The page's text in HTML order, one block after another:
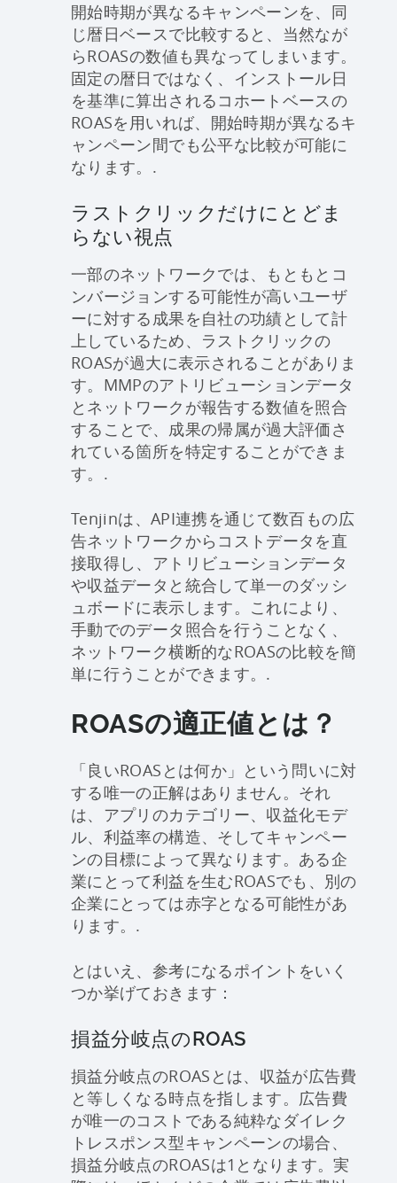
開始時期が異なるキャンペーンを、同
じ暦日ベースで比較すると、当然なが
らROASの数値も異なってしまいます。
固定の暦日ではなく、インストール日
を基準に算出されるコホートベースの
ROASを用いれば、開始時期が異なるキ
ャンペーン間でも公平な比較が可能に
なります。.
ラストクリックだけにとどま
らない視点
一部のネットワークでは、もともとコ
ンバージョンする可能性が高いユーザ
ーに対する成果を自社の功績として計
上しているため、ラストクリックの
ROASが過大に表示されることがありま
す。MMPのアトリビューションデータ
とネットワークが報告する数値を照合
することで、成果の帰属が過大評価さ
れている箇所を特定することができま
す。.
Tenjinは、API連携を通じて数百もの広
告ネットワークからコストデータを直
接取得し、アトリビューションデータ
や収益データと統合して単一のダッシ
ュボードに表示します。これにより、
手動でのデータ照合を行うことなく、
ネットワーク横断的なROASの比較を簡
単に行うことができます。.
ROASの適正値とは？
「良いROASとは何か」という問いに対
する唯一の正解はありません。それ
は、アプリのカテゴリー、収益化モデ
ル、利益率の構造、そしてキャンペー
ンの目標によって異なります。ある企
業にとって利益を生むROASでも、別の
企業にとっては赤字となる可能性があ
ります。.
とはいえ、参考になるポイントをいく
つか挙げておきます：
損益分岐点のROAS
損益分岐点のROASとは、収益が広告費
と等しくなる時点を指します。広告費
が唯一のコストである純粋なダイレク
トレスポンス型キャンペーンの場合、
損益分岐点のROASは1となります。実